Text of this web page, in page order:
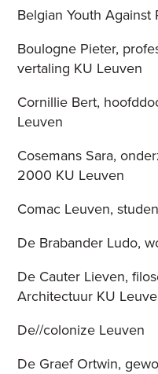
Belgian Youth Against
Boulogne Pieter,
vertaling KU Leuven
Cornillie Bert,
Leuven
Cosemans Sara,
2000 KU Leuven
Comac Leuven,
De Brabander Ludo,
De Cauter Lieven,
Architectuur KU
De//colonize Leuven
De Graef Ortwin,